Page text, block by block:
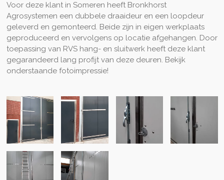
Voor deze klant in Someren heeft Bronkhorst
Agrosystemen een dubbele draaideur en een loopdeur
geleverd en gemonteerd. Beide zijn in eigen werkplaats
geproduceerd en vervolgens op locatie afgehangen. Door
toepassing van RVS hang- en sluitwerk heeft deze klant
gegarandeerd lang profijt van deze deuren. Bekijk
onderstaande fotoimpressie!